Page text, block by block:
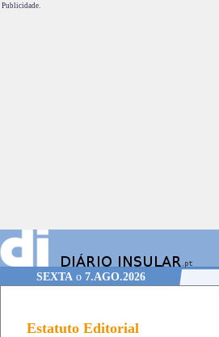
Publicidade.
SEXTA o 7.AGO.2026
Estatuto Editorial